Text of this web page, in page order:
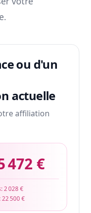
ou d'un
actuelle
affiliation
472 €
2 028 €
22 500 €